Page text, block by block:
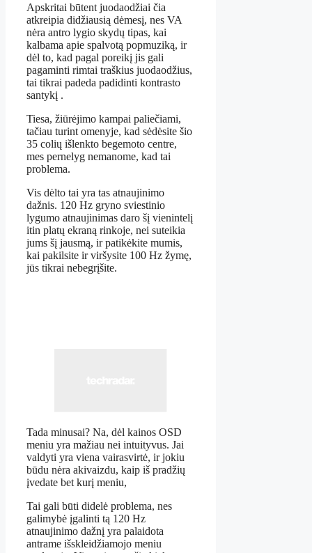
Apskritai būtent juodaodžiai čia
atkreipia didžiausią dėmesį, nes VA
nėra antro lygio skydų tipas, kai
kalbama apie spalvotą popmuziką, ir
dėl to, kad pagal poreikį jis gali
pagaminti rimtai traškius juodaodžius,
tai tikrai padeda padidinti kontrasto
santykį .
Tiesa, žiūrėjimo kampai paliečiami,
tačiau turint omenyje, kad sėdėsite šio
35 colių išlenkto begemoto centre,
mes pernelyg nemanome, kad tai
problema.
Vis dėlto tai yra tas atnaujinimo
dažnis. 120 Hz gryno sviestinio
lygumo atnaujinimas daro šį vienintelį
itin platų ekraną rinkoje, nei suteikia
jums šį jausmą, ir patikėkite mumis,
kai pakilsite ir viršysite 100 Hz žymę,
jūs tikrai nebegrįšite.
Tada minusai? Na, dėl kainos OSD
meniu yra mažiau nei intuityvus. Jai
valdyti yra viena vairasvirtė, ir jokiu
būdu nėra akivaizdu, kaip iš pradžių
įvedate bet kurį meniu,
Tai gali būti didelė problema, nes
galimybė įgalinti tą 120 Hz
atnaujinimo dažnį yra palaidota
antrame išskleidžiamojo meniu